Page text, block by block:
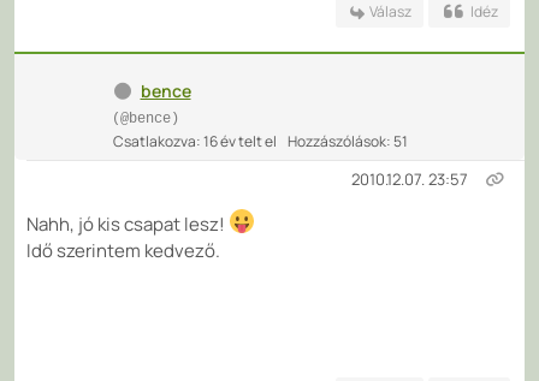
Válasz Idéz
bence
(@bence)
Csatlakozva: 16 év telt el Hozzászólások: 51
2010.12.07. 23:57
Nahh, jó kis csapat lesz!
Idő szerintem kedvező.